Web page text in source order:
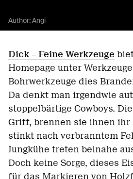
Author:Angi
Dick – Feine Werkzeuge
Homepage unter
Bohrwerkzeuge dies
Da denkt man irgendwie
stoppelbärtige Cowboys.
Griff, brennen sie ihnen ihr
stinkt nach verbranntem
Jungkühe treten beinahe
Doch keine Sorge, dieses
für das Markieren von